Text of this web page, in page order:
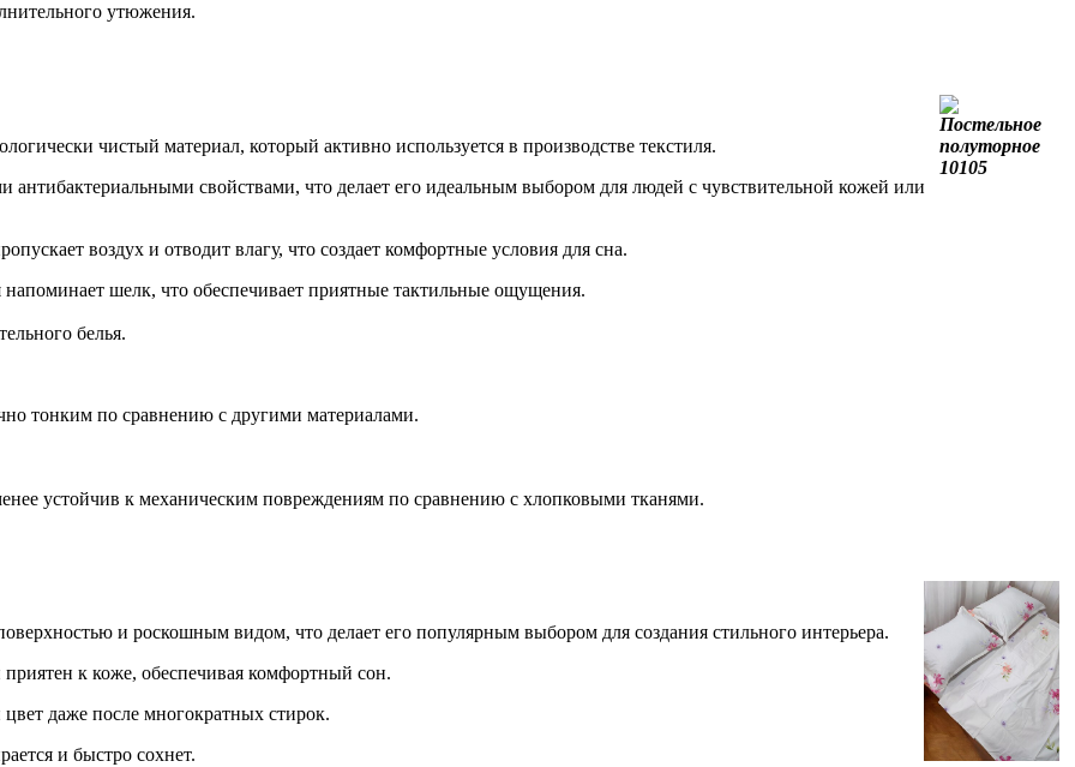
утюжения.
чистый материал, который активно используется в производстве текстиля.
антибактериальными свойствами, что делает его идеальным выбором для людей с чувствительной кожей или
воздух и отводит влагу, что создает комфортные условия для сна.
напоминает шелк, что обеспечивает приятные тактильные ощущения.
белья.
тонким по сравнению с другими материалами.
устойчив к механическим повреждениям по сравнению с хлопковыми тканями.
и роскошным видом, что делает его популярным выбором для создания стильного интерьера.
к коже, обеспечивая комфортный сон.
даже после многократных стирок.
и быстро сохнет.